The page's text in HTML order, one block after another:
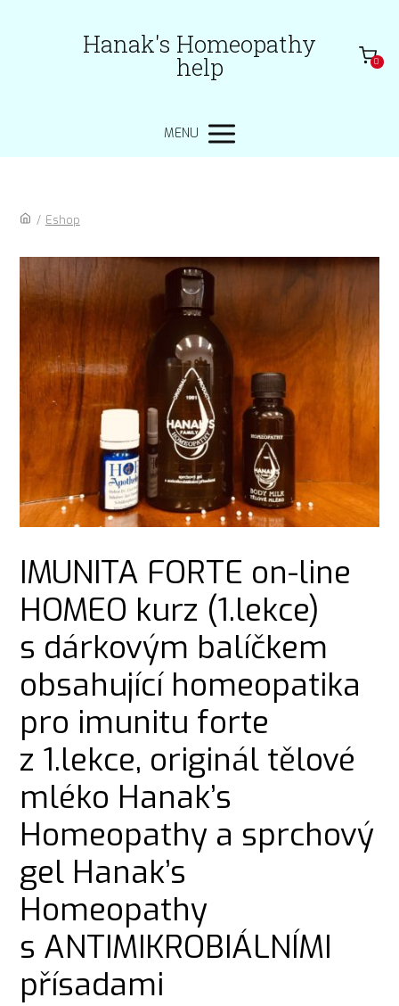
Hanak's Homeopathy
help 0
MENU
/ Eshop
IMUNITA FORTE on-line
HOMEO kurz (1.lekce)
s dárkovým balíčkem
obsahující homeopatika
pro imunitu forte
z 1.lekce, originál tělové
mléko Hanak’s
Homeopathy a sprchový
gel Hanak’s
Homeopathy
s ANTIMIKROBIÁLNÍMI
přísadami